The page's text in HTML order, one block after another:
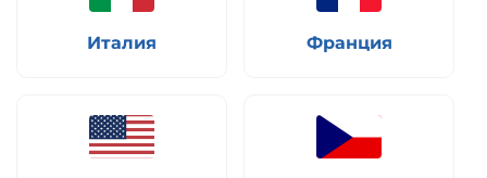
Италия Франция